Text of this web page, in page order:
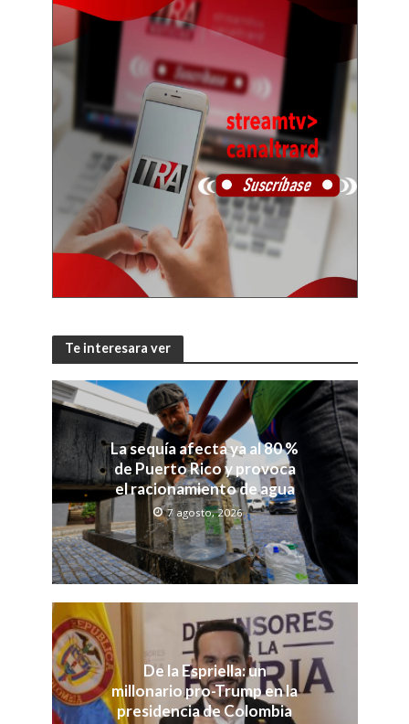
Te interesara ver
La sequía afecta ya al 80 %
de Puerto Rico y provoca
el racionamiento de agua
7 agosto, 2026
De la Espriella: un
millonario pro-Trump en la
presidencia de Colombia